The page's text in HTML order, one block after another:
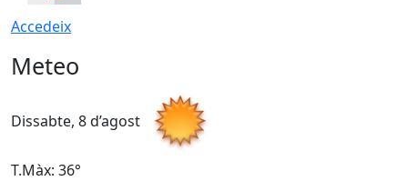
Accedeix
Meteo
Dissabte, 8 d’agost
T.Màx: 36°